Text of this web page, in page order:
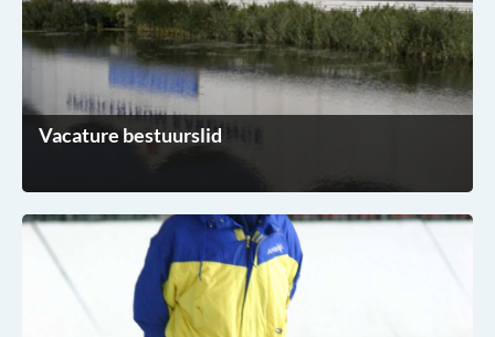
Vacature bestuurslid